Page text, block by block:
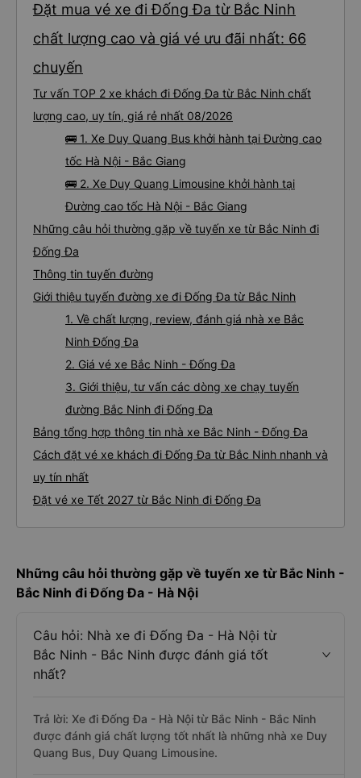
Đặt mua vé xe đi Đống Đa từ Bắc Ninh
chất lượng cao và giá vé ưu đãi nhất: 66
chuyến
Tư vấn TOP 2 xe khách đi Đống Đa từ Bắc Ninh chất
lượng cao, uy tín, giá rẻ nhất 08/2026
🚌 1. Xe Duy Quang Bus khởi hành tại Đường cao
tốc Hà Nội - Bắc Giang
🚌 2. Xe Duy Quang Limousine khởi hành tại
Đường cao tốc Hà Nội - Bắc Giang
Những câu hỏi thường gặp về tuyến xe từ Bắc Ninh đi
Đống Đa
Thông tin tuyến đường
Giới thiệu tuyến đường xe đi Đống Đa từ Bắc Ninh
1. Về chất lượng, review, đánh giá nhà xe Bắc
Ninh Đống Đa
2. Giá vé xe Bắc Ninh - Đống Đa
3. Giới thiệu, tư vấn các dòng xe chạy tuyến
đường Bắc Ninh đi Đống Đa
Bảng tổng hợp thông tin nhà xe Bắc Ninh - Đống Đa
Cách đặt vé xe khách đi Đống Đa từ Bắc Ninh nhanh và
uy tín nhất
Đặt vé xe Tết 2027 từ Bắc Ninh đi Đống Đa
Những câu hỏi thường gặp về tuyến xe từ Bắc Ninh -
Bắc Ninh đi Đống Đa - Hà Nội
Câu hỏi: Nhà xe đi Đống Đa - Hà Nội từ
Bắc Ninh - Bắc Ninh được đánh giá tốt
nhất?
Trả lời: Xe đi Đống Đa - Hà Nội từ Bắc Ninh - Bắc Ninh
được đánh giá chất lượng tốt nhất là những nhà xe Duy
Quang Bus, Duy Quang Limousine.